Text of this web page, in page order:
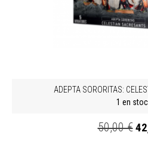
ADEPTA SORORITAS:
1 en
50,00 €